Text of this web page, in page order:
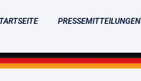
PRESSEMITTEILUNGEN